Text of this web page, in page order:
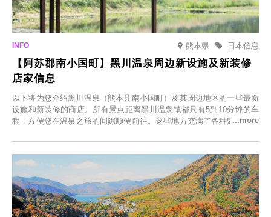
熊本県 日本信息
【阿苏郡南小国町】黑川温泉周边新设施及新装修
店家信息
以下将为您介绍黑川温泉（熊本县南小国町）及其周边地区的一些最新
设施和新装修的商店。所有景点距离黑川温泉镇都只有5到10分钟的车
程，方便您在温泉之旅的间隙顺便前往。这些地方充满了各种魅力，包
食材的餐厅。让您体验黑川温泉的全新乐趣。